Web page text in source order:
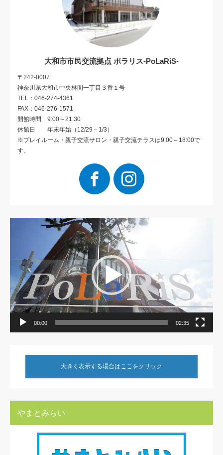
大和市市民交流拠点 ポラリス-PoLaRiS-
〒242-0007
神奈川県大和市中央林間一丁目３番１号
TEL：046-274-4361
FAX：046-276-1571
開館時間 9:00～21:30
休館日 年末年始（12/29－1/3）
※プレイルーム・親子交流サロン・親子交流テラスは9:00～18:00で
す。
Facebook
00:00 02:35
大きく表示する場合はここをクリック
やまとみらい